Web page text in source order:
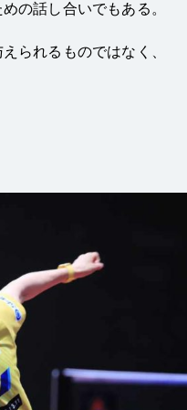
の話し合いでもある。
られるものではなく、